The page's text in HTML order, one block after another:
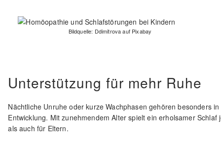
Bildquelle: Ddimitrova auf Pixabay
Unterstützung für mehr Ruhe
Nächtliche Unruhe oder kurze Wachphasen gehören besonders
Entwicklung. Mit zunehmendem Alter spielt ein erholsamer
als auch für Eltern.